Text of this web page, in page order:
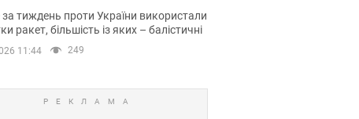
тиждень проти України використали
ракет, більшість із яких – балістичні
11:44 249